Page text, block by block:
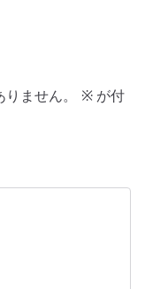
ません。 ※が付